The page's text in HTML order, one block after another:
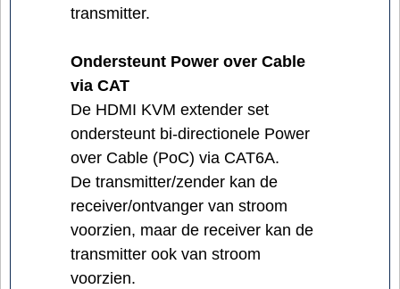
transmitter.
Ondersteunt Power over Cable
via CAT
De HDMI KVM extender set
ondersteunt bi-directionele Power
over Cable (PoC) via CAT6A.
De transmitter/zender kan de
receiver/ontvanger van stroom
voorzien, maar de receiver kan de
transmitter ook van stroom
voorzien.